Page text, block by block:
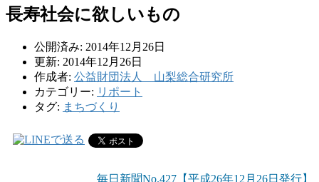
長寿社会に欲しいもの
公開済み: 2014年12月26日
更新: 2014年12月26日
作成者: 公益財団法人 山梨総合研究所
カテゴリー: リポート
タグ: まちづくり
毎日新聞No.427【平成26年12月26日発行】